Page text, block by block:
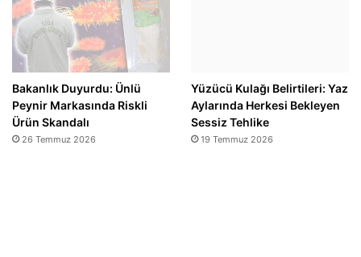
Bakanlık Duyurdu: Ünlü
Peynir Markasında Riskli
Ürün Skandalı
26 Temmuz 2026
Yüzücü Kulağı Belirtileri: Yaz
Aylarında Herkesi Bekleyen
Sessiz Tehlike
19 Temmuz 2026